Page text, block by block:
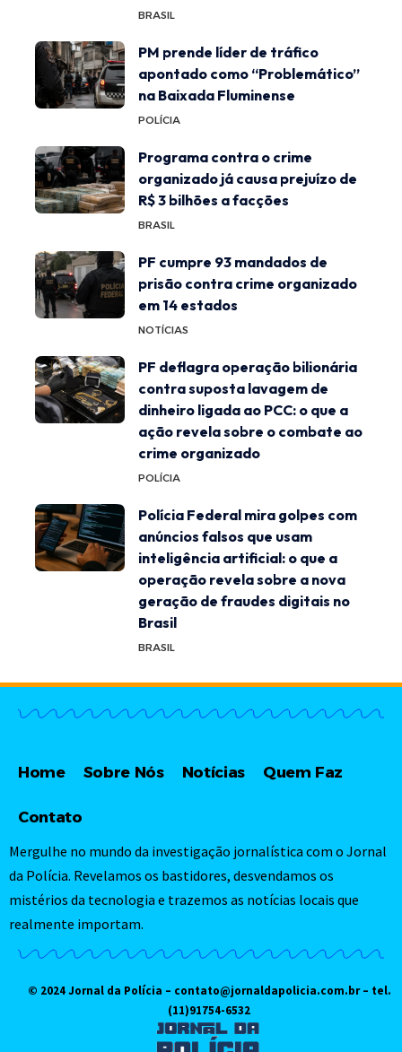
BRASIL
PM prende líder de tráfico
apontado como “Problemático”
na Baixada Fluminense
POLÍCIA
Programa contra o crime
organizado já causa prejuízo de
R$ 3 bilhões a facções
BRASIL
PF cumpre 93 mandados de
prisão contra crime organizado
em 14 estados
NOTÍCIAS
PF deflagra operação bilionária
contra suposta lavagem de
dinheiro ligada ao PCC: o que a
ação revela sobre o combate ao
crime organizado
POLÍCIA
Polícia Federal mira golpes com
anúncios falsos que usam
inteligência artificial: o que a
operação revela sobre a nova
geração de fraudes digitais no
Brasil
BRASIL
Home Sobre Nós Notícias Quem Faz
Contato
Mergulhe no mundo da investigação jornalística com o Jornal
da Polícia. Revelamos os bastidores, desvendamos os
mistérios da tecnologia e trazemos as notícias locais que
realmente importam.
© 2024 Jornal da Polícia – contato@jornaldapolicia.com.br– tel.
(11)91754-6532